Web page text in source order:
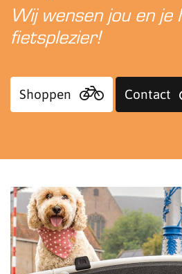
Wij wensen jou en je
fietsplezier!
Shoppen Contact